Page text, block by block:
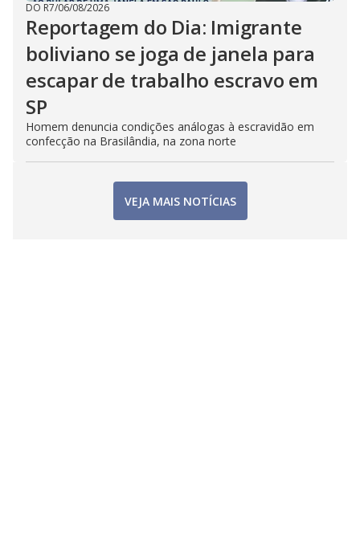
DO R7/06/08/2026
Reportagem do Dia: Imigrante
boliviano se joga de janela para
escapar de trabalho escravo em
SP
Homem denuncia condições análogas à escravidão em
confecção na Brasilândia, na zona norte
VEJA MAIS NOTÍCIAS